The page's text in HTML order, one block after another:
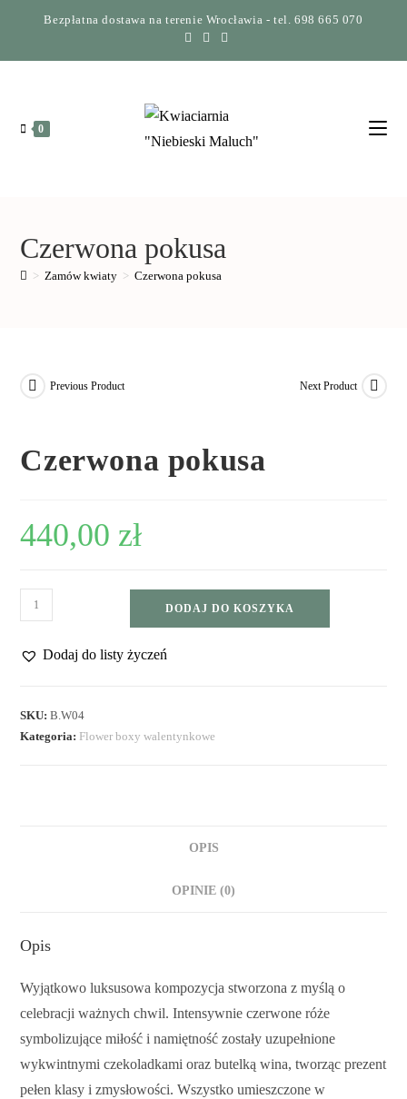
Bezpłatna dostawa na terenie Wrocławia - tel. 698 665 070
0
Czerwona pokusa
> Zamów kwiaty > Czerwona pokusa
Previous Product Next Product
Czerwona pokusa
440,00 zł
DODAJ DO KOSZYKA
Dodaj do listy życzeń
SKU:B.W04
Kategoria: Flower boxy walentynkowe
OPIS
OPINIE (0)
Opis
Wyjątkowo luksusowa kompozycja stworzona z myślą o
celebracji ważnych chwil. Intensywnie czerwone róże
symbolizujące miłość i namiętność zostały uzupełnione
wykwintnymi czekoladkami oraz butelką wina, tworząc prezent
pełen klasy i zmysłowości. Wszystko umieszczone w